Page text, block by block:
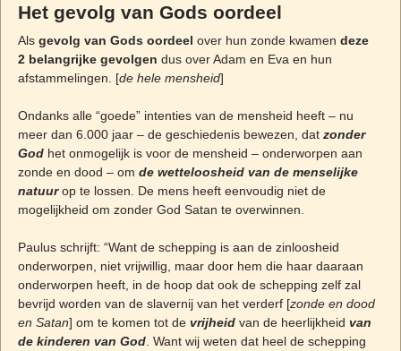
Het gevolg van Gods oordeel
Als gevolg van Gods oordeel over hun zonde kwamen deze
2 belangrijke gevolgen dus over Adam en Eva en hun
afstammelingen. [de hele mensheid]
Ondanks alle “goede” intenties van de mensheid heeft – nu
meer dan 6.000 jaar – de geschiedenis bewezen, dat zonder
Godhet onmogelijk is voor de mensheid – onderworpen aan
zonde en dood – om de wetteloosheid van de menselijke
natuurop te lossen. De mens heeft eenvoudig niet de
mogelijkheid om zonder God Satan te overwinnen.
Paulus schrijft: “Want de schepping is aan de zinloosheid
onderworpen, niet vrijwillig, maar door hem die haar daaraan
onderworpen heeft, in de hoop dat ook de schepping zelf zal
bevrijd worden van de slavernij van het verderf [zonde en dood
en Satan] om te komen tot de vrijheidvan de heerlijkheid van
de kinderen van God. Want wij weten dat heel de schepping